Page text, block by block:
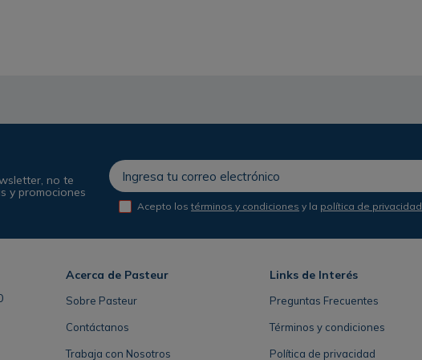
no te
y promociones
Acepto lostérminos y condiciones y la política de privacidad
Acerca de Pasteur
Sobre Pasteur
Contáctanos
Trabaja con Nosotros
Links de Interés
Preguntas Frecuentes
Términos y condiciones
Política de privacidad